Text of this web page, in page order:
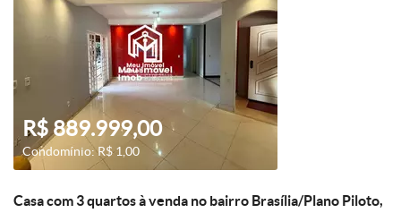
R$ 889.999,00
Condomínio: R$ 1,00
Casa com 3 quartos à venda no bairro Brasília/Plano Piloto,